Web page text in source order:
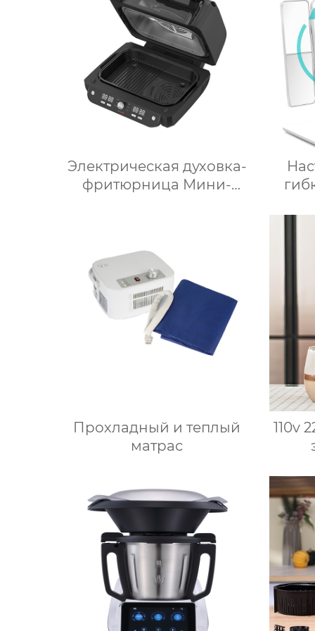
Электрическая духовка-
фритюрница Мини-
умной плитой
серебристого цвета с
цифровым ЖК-дисплеем
объемом 6 литров
двойной
Прохладный и теплый
матрас
110v